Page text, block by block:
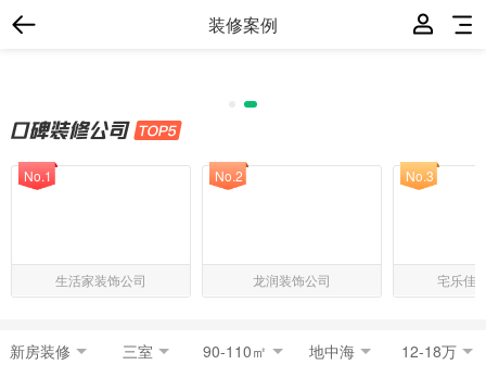
装修案例
生活家装饰公司
No.1
龙润装饰公司
No.2
宅乐佳
No.3
新房装修 三室 90-110㎡ 地中海 12-18万